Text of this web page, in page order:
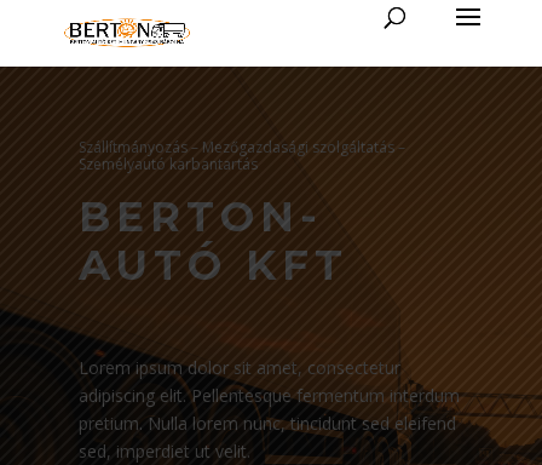
Szállítmányozás – Mezőgazdasági szolgáltatás –
Személyautó karbantartás
BERTON-
AUTÓ KFT
Lorem ipsum dolor sit amet, consectetur
adipiscing elit. Pellentesque fermentum interdum
pretium. Nulla lorem nunc, tincidunt sed eleifend
sed, imperdiet ut velit.